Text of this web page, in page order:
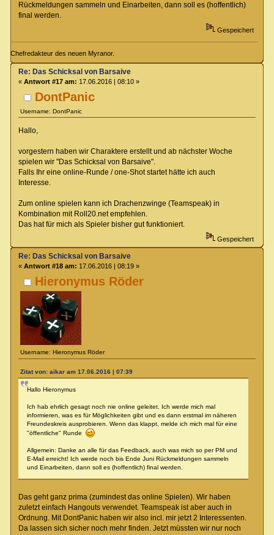
Rückmeldungen sammeln und Einarbeiten, dann soll es (hoffentlich)
final werden.
Gespeichert
Chefredakteur des neuen Myranor.
DontPanic
Username: DontPanic
Re: Das Schicksal von Barsaive
« Antwort #17 am: 17.06.2016 | 08:10 »
Hallo,
vorgestern haben wir Charaktere erstellt und ab nächster Woche
spielen wir "Das Schicksal von Barsaive".
Falls Ihr eine online-Runde / one-Shot startet hätte ich auch
Interesse.
Zum online spielen kann ich Drachenzwinge (Teamspeak) in
Kombination mit Roll20.net empfehlen.
Das hat für mich als Spieler bisher gut funktioniert.
Gespeichert
Hieronymus Röder
Username: Hieronymus Röder
Re: Das Schicksal von Barsaive
« Antwort #18 am: 17.06.2016 | 08:19 »
Zitat von: aikar am 17.06.2016 | 07:39
Hallo Hieronymus
Ich hab ehrlich gesagt noch nie online geleitet. Ich werde mich mal
informieren, was es für Möglichkeiten gibt und es dann erstmal im näheren
Freundeskreis ausprobieren. Wenn das klappt, melde ich mich mal für eine
"öffentliche" Runde
Allgemein: Danke an alle für das Feedback, auch was mich so per PM und
E-Mail erreicht! Ich werde noch bis Ende Juni Rückmeldungen sammeln
und Einarbeiten, dann soll es (hoffentlich) final werden.
Das geht ganz prima (zumindest das online Spielen). Wir haben
zuletzt einfach Hangouts verwendet. Teamspeak ist aber auch in
Ordnung. Mit DontPanic haben wir also incl. mir jetzt 2 Interessenten.
Da lassen sich sicher noch mehr finden. Jetzt müssten wir nur noch